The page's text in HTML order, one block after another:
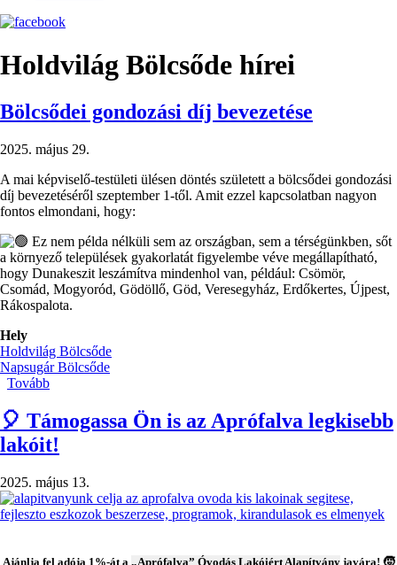
Holdvilág Bölcsőde hírei
Bölcsődei gondozási díj bevezetése
2025. május 29.
A mai képviselő-testületi ülésen döntés született a bölcsődei gondozási
díj bevezetéséről szeptember 1-től. Amit ezzel kapcsolatban nagyon
fontos elmondani, hogy:
Ez nem példa nélküli sem az országban, sem a térségünkben, sőt
a környező települések gyakorlatát figyelembe véve megállapítható,
hogy Dunakeszit leszámítva mindenhol van, például: Csömör,
Csomád, Mogyoród, Gödöllő, Göd, Veresegyház, Erdőkertes, Újpest,
Rákospalota.
Hely
Holdvilág Bölcsőde
Napsugár Bölcsőde
Tovább
díj
bevezetése
)
🎈 Támogassa Ön is az Aprófalva legkisebb
lakóit!
2025. május 13.
Ajánlja fel adója 1%-át a „Aprófalva” Óvodás Lakóiért Alapítvány javára! 🧒